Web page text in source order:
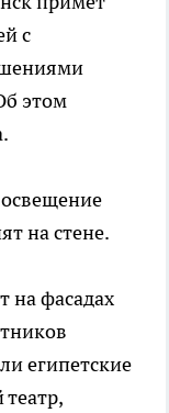
с
этом
на стене.
на фасадах
египетские